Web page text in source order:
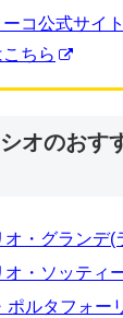
コ公式サイ
ちら
オのおす
オ・グランデ(
オ・ソッティ
ポルタフォー